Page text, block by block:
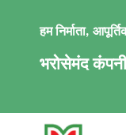
हम निर्माता,
भरोसेमंद